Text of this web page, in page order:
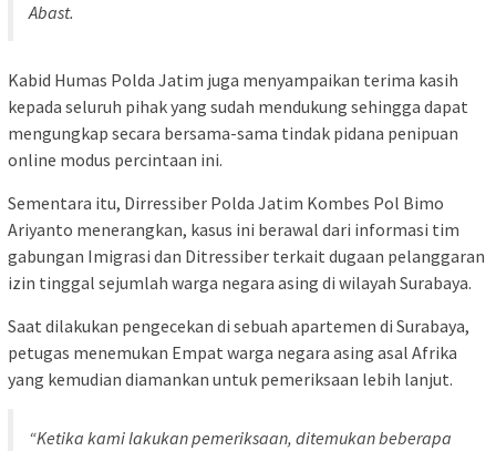
Abast.
Kabid Humas Polda Jatim juga menyampaikan terima kasih
kepada seluruh pihak yang sudah mendukung sehingga dapat
mengungkap secara bersama-sama tindak pidana penipuan
online modus percintaan ini.
Sementara itu, Dirressiber Polda Jatim Kombes Pol Bimo
Ariyanto menerangkan, kasus ini berawal dari informasi tim
gabungan Imigrasi dan Ditressiber terkait dugaan pelanggaran
izin tinggal sejumlah warga negara asing di wilayah Surabaya.
Saat dilakukan pengecekan di sebuah apartemen di Surabaya,
petugas menemukan Empat warga negara asing asal Afrika
yang kemudian diamankan untuk pemeriksaan lebih lanjut.
“Ketika kami lakukan pemeriksaan, ditemukan beberapa